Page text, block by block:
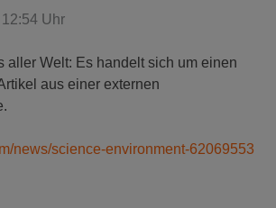
Uhr
aller Welt: Es handelt sich um einen
aus einer externen
news/science-environment-62069553